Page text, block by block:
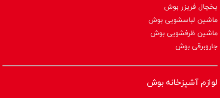
یخچال فریزر بوش
ماشین لباسشویی بوش
ماشین ظرفشویی بوش
جاروبرقی بوش
لوازم آشپزخانه بوش